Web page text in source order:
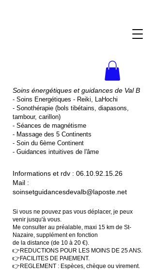
Soins énergétiques et guidances de Val B
- Soins Energétiques - Reiki, LaHochi
- Sonothérapie (bols tibétains, diapasons,
tambour, carillon)
- Séances de magnétisme
- Massage des 5 Continents
- Soin du 6ème Continent
- Guidances intuitives de l'âme
Informations et rdv : 06.10.92.15.26
Mail :
soinsetguidancesdevalb@laposte.net
Si vous ne pouvez pas vous déplacer, je peux
venir jusqu'à vous.
Me consulter au préalable, maxi 15 km de St-
Nazaire, supplément en fonction
de la distance (de 10 à 20 €).
👉REDUCTIONS POUR LES MOINS DE 25 ANS.
👉FACILITES DE PAIEMENT.
👉REGLEMENT : Espèces, chèque ou virement.